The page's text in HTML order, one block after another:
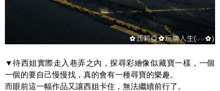
▼待西姐實際走入巷弄之內，探尋彩繪像似藏寶一樣，一個
一個的要自己慢慢找，真的會有一種尋寶的樂趣。
而眼前這一幅作品又讓西姐卡住，無法繼續前行了。